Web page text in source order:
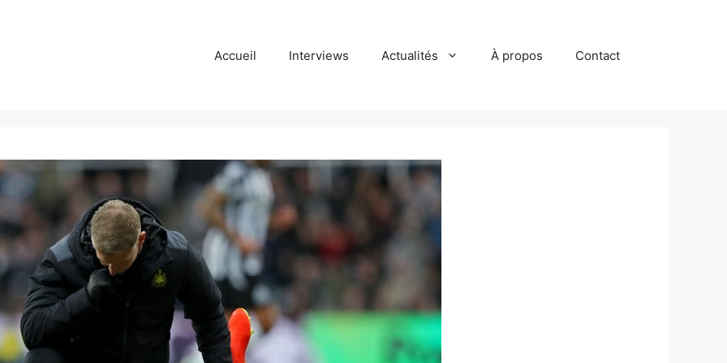
Accueil Interviews Actualités À propos Contact